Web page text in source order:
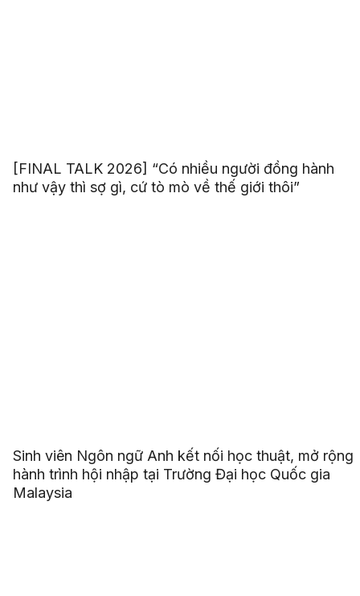
[FINAL TALK 2026] “Có nhiều người đồng hành
như vậy thì sợ gì, cứ tò mò về thế giới thôi”
Sinh viên Ngôn ngữ Anh kết nối học thuật, mở rộng
hành trình hội nhập tại Trường Đại học Quốc gia
Malaysia